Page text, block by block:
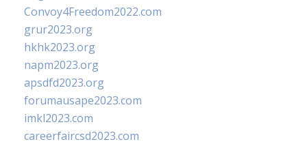
Convoy4Freedom2022.com
grur2023.org
hkhk2023.org
napm2023.org
apsdfd2023.org
forumausape2023.com
imkl2023.com
careerfaircsd2023.com